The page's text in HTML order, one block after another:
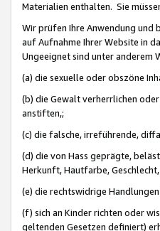
Materialien enthalten. Sie
Wir prüfen Ihre Anwendung und
auf Aufnahme Ihrer Website in
Ungeeignet sind unter anderem
(a) die sexuelle oder obszöne
(b) die Gewalt verherrlichen
anstiften,;
(c) die falsche, irreführende,
(d) die von Hass geprägte,
Herkunft, Hautfarbe,
(e) die rechtswidrige
(f) sich an Kinder richten oder
geltenden Gesetzen definiert)